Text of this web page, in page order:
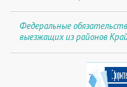
Федеральные
выезжащих из районов